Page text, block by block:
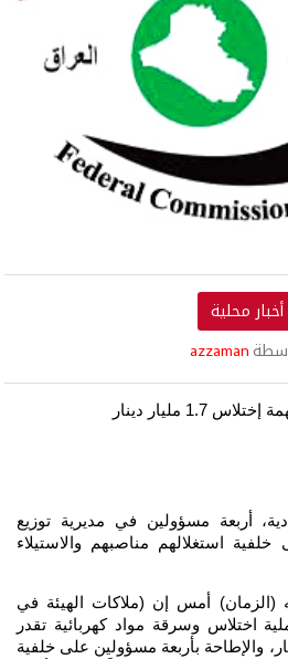
أخبار محلية
azzaman
أربعة مسؤولين في مديرية توزيع
استغلالهم مناصبهم والاستيلاء
(الزمان) أمس إن (ملاكات الهيئة في
اختلاس وسرقة مواد كهربائية تقدر
من 1.7 مليار دينار، والإطاحة بأربعة مسؤولين على خلفية